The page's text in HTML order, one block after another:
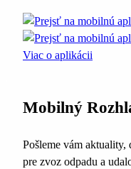
Viac o aplikácii
Mobilný
Pošleme vám aktuality,
pre zvoz odpadu a